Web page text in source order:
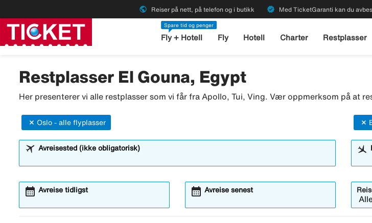
public Reiser på nett, på telefon og i butikk verified Med TicketGaranti kan du
Spare tid og penger
Fly + Hotell Fly Hotell Charter Restplasser
Restplasser El Gouna, Egypt
Her presenterer vi alle restplasser som vi får fra Apollo, Tui, Ving. Vær oppmerksom på at
Avreisested (ikke obligatorisk)
Oslo - alle flyplasser
Avreise tidligst
calendar_month Avreise senest
calendar_month